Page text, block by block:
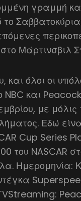
γραμμή
το
Μάρτινσβιλ
όλοι οι
NBC και
με μόλις
Εδώ
Cup Series
του NASCAR
Ημερομηνία: